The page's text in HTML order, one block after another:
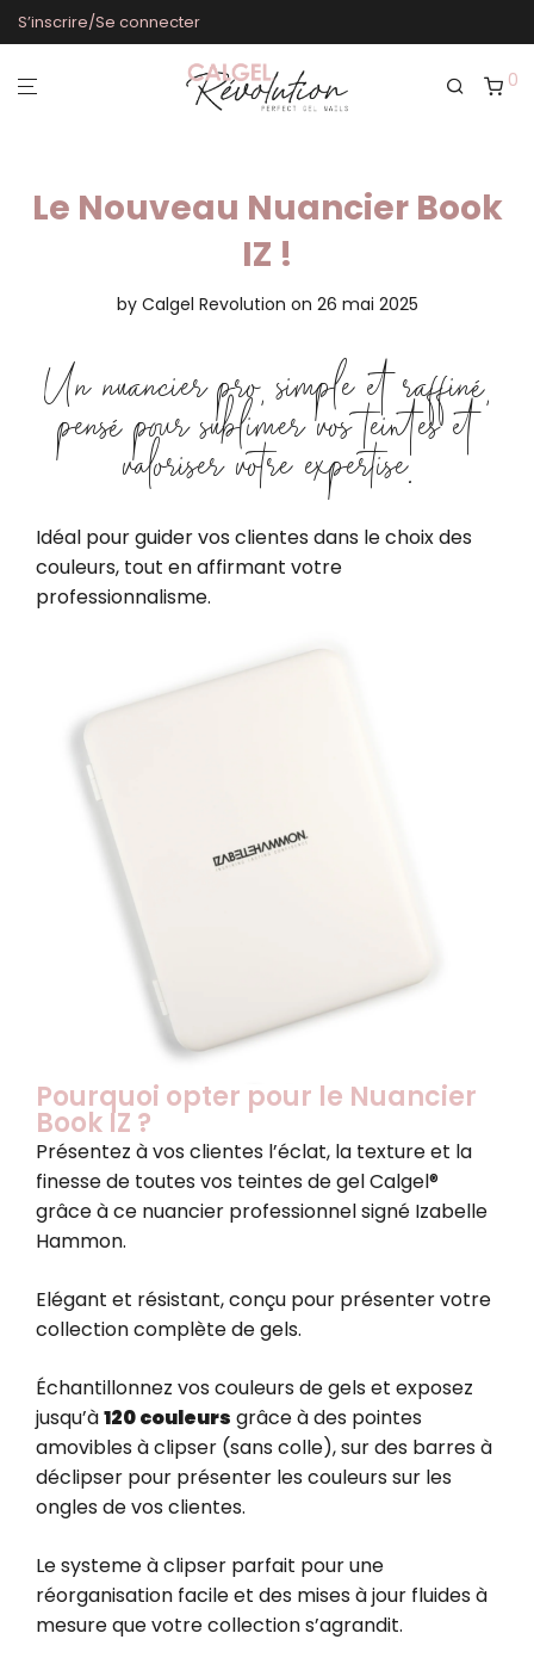
S’inscrire/Se connecter
0
Le Nouveau Nuancier Book
IZ !
by Calgel Revolution on 26 mai 2025
Un nuancier pro, simple et raffiné,
pensé pour sublimer vos teintes et
valoriser votre expertise.
Idéal pour guider vos clientes dans le choix des
couleurs, tout en affirmant votre
professionnalisme.
Pourquoi opter pour le Nuancier
Book IZ ?
Présentez à vos clientes l’éclat, la texture et la
finesse de toutes vos teintes de gel Calgel®
grâce à ce nuancier professionnel signé Izabelle
Hammon.
Elégant et résistant, conçu pour présenter votre
collection complète de gels.
Échantillonnez vos couleurs de gels et exposez
jusqu’à120 couleurs grâce à des pointes
amovibles à clipser (sans colle), sur des barres à
déclipser pour présenter les couleurs sur les
ongles de vos clientes.
Le systeme à clipser parfait pour une
réorganisation facile et des mises à jour fluides à
mesure que votre collection s’agrandit.